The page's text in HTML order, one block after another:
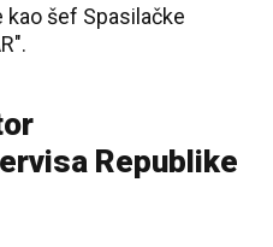
kao šef Spasilačke
Republike